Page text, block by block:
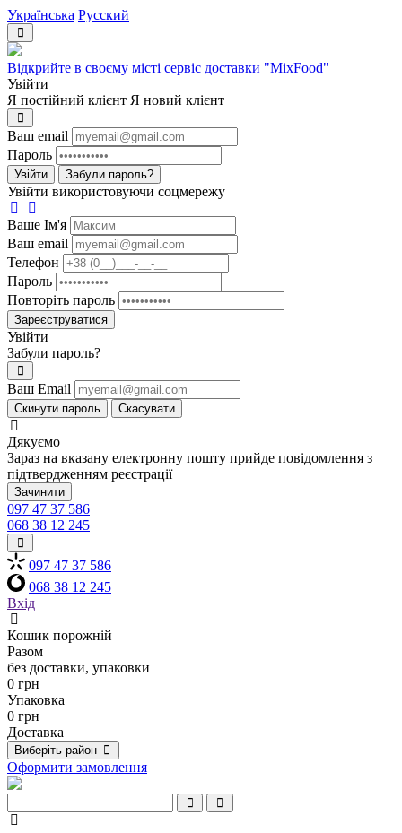
Українська Русский
Відкрийте в своєму місті сервіс доставки "MixFood"
Увійти
Я постійний клієнт Я новий клієнт
Ваш email
Пароль
Увійти Забули пароль?
Увійти використовуючи соцмережу
Ваше Iм'я
Ваш email
Телефон
Пароль
Повторіть пароль
Зареєструватися
Увійти
Забули пароль?
Ваш Email
Скинути пароль Скасувати
Дякуємо
Зараз на вказану електронну пошту прийде повідомлення з
підтвердженням реєстрації
Зачинити
097 47 37 586
068 38 12 245
097 47 37 586
068 38 12 245
Вхід
Кошик порожній
Разом
без доставки, упаковки
0 грн
Упаковка
0 грн
Доставка
Виберіть район
Оформити замовлення